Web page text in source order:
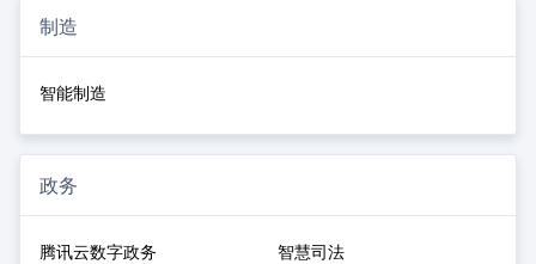
制造
智能制造
政务
腾讯云数字政务 智慧司法